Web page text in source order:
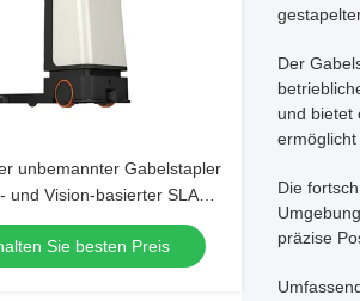
unbemannter Gabelstapler
und Vision-basierter SLAM-
und Front-Bumper-
Kollisionsschutz
Sie besten Preis
Der
und bietet
Die
präzise